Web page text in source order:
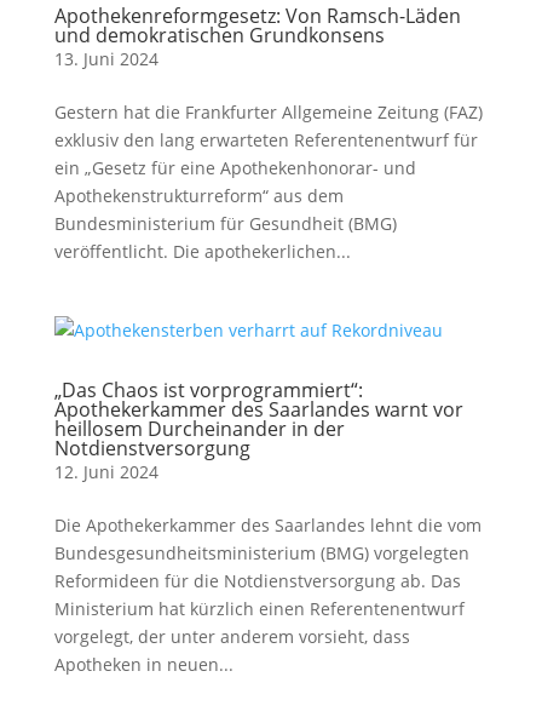
Apothekenreformgesetz: Von Ramsch-Läden
und demokratischen Grundkonsens
13. Juni 2024
Gestern hat die Frankfurter Allgemeine Zeitung (FAZ)
exklusiv den lang erwarteten Referentenentwurf für
ein „Gesetz für eine Apothekenhonorar- und
Apothekenstrukturreform“ aus dem
Bundesministerium für Gesundheit (BMG)
veröffentlicht. Die apothekerlichen...
„Das Chaos ist vorprogrammiert“:
Apothekerkammer des Saarlandes warnt vor
heillosem Durcheinander in der
Notdienstversorgung
12. Juni 2024
Die Apothekerkammer des Saarlandes lehnt die vom
Bundesgesundheitsministerium (BMG) vorgelegten
Reformideen für die Notdienstversorgung ab. Das
Ministerium hat kürzlich einen Referentenentwurf
vorgelegt, der unter anderem vorsieht, dass
Apotheken in neuen...